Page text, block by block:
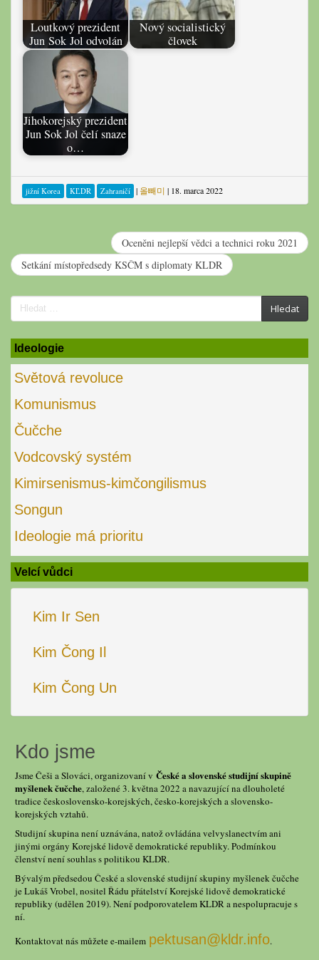
Loutkový prezident
Jun Sok Jol odvolán
Nový socialistický
človek
Jihokorejský prezident
Jun Sok Jol čelí snaze
o…
jižní Korea KĽDR Zahraničí | 올빼미 | 18. marca 2022
Oceněni nejlepší vědci a technici roku 2021
Setkání místopředsedy KSČM s diplomaty KLDR
Search
for:
Hledat
Ideologie
Světová revoluce
Komunismus
Čučche
Vodcovský systém
Kimirsenismus-kimčongilismus
Songun
Ideologie má prioritu
Velcí vůdci
Kim Ir Sen
Kim Čong Il
Kim Čong Un
Kdo jsme
Jsme Češi a Slováci, organizovaní v České a slovenské studijní skupině
myšlenek čučche, založené 3. května 2022 a navazující na dlouholeté
tradice československo-korejských, česko-korejských a slovensko-
korejských vztahů.
Studijní skupina není uznávána, natož ovládána velvyslanectvím ani
jinými orgány Korejské lidově demokratické republiky. Podmínkou
členství není souhlas s politikou KLDR.
Bývalým předsedou České a slovenské studijní skupiny myšlenek čučche
je Lukáš Vrobel, nositel Řádu přátelství Korejské lidově demokratické
republiky (udělen 2019). Není podporovatelem KLDR a nespolupracuje s
ní.
Kontaktovat nás můžete e-mailem pektusan@kldr.info.